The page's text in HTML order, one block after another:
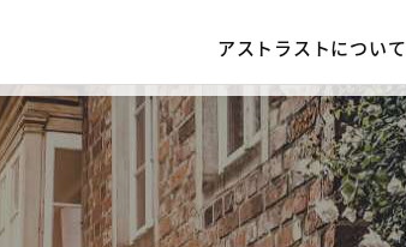
アストラストについて